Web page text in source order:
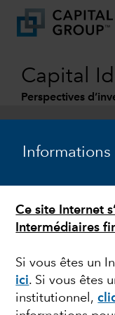
Ce site Internet
Intermédiaires
Si vous êtes un
ici. Si vous êtes
institutionnel,
Capital
Perspectives
VOLATILITÉ BOURSIÈRE